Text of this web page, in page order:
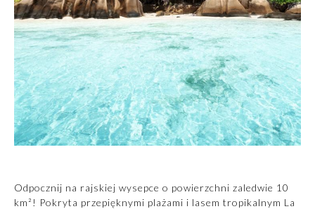
Odpocznij na rajskiej wysepce o powierzchni zaledwie 10
km²! Pokryta przepięknymi plażami i lasem tropikalnym La